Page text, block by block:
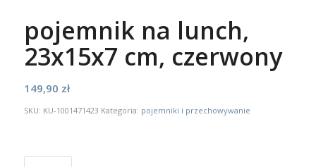
pojemnik na lunch,
23x15x7 cm, czerwony
149,90 zł
SKU: KU-1001471423 Kategoria: pojemniki i przechowywanie